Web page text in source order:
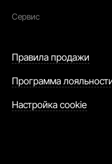
Сервис
Правила продажи
Программа
Настройка cookie